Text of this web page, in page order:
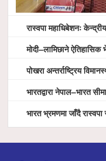
रास्वपा महाधिबेशनः
मोदी–लामिछाने ऐतिहासिक भेट ः
पोखरा अन्तर्राष्ट्रिय विमानस्थलमा फ्लाई दुबईको
भारतद्वारा नेपाल–भारत
भारत भ्रमणमा जाँदै रास्वपा